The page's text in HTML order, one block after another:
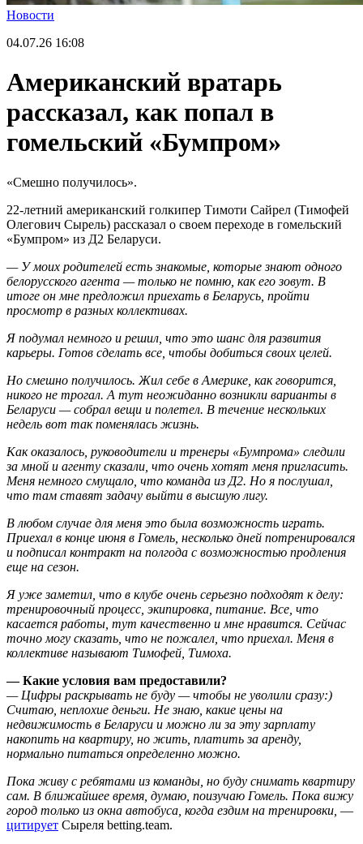
Новости
04.07.26 16:08
Американский вратарь
рассказал, как попал в
гомельский «Бумпром»
«Смешно получилось».
22-летний американский голкипер Тимоти Сайрел (Тимофей
Олегович Сырель) рассказал о своем переходе в гомельский
«Бумпром» из Д2 Беларуси.
— У моих родителей есть знакомые, которые знают одного
белорусского агента — только не помню, как его зовут. В
итоге он мне предложил приехать в Беларусь, пройти
просмотр в разных коллективах.
Я подумал немного и решил, что это шанс для развития
карьеры. Готов сделать все, чтобы добиться своих целей.
Но смешно получилось. Жил себе в Америке, как говорится,
никого не трогал. А тут неожиданно возникли варианты в
Беларуси — собрал вещи и полетел. В течение нескольких
недель вот так поменялась жизнь.
Как оказалось, руководители и тренеры «Бумпрома» следили
за мной и агенту сказали, что очень хотят меня пригласить.
Меня немного смущало, что команда из Д2. Но я послушал,
что там ставят задачу выйти в высшую лигу.
В любом случае для меня это была возможность играть.
Приехал в конце июня в Гомель, несколько дней потренировался
и подписал контракт на полгода с возможностью продления
еще на сезон.
Я уже заметил, что в клубе очень серьезно подходят к делу:
тренировочный процесс, экипировка, питание. Все, что
касается работы, тут качественно и мне нравится. Сейчас
точно могу сказать, что не пожалел, что приехал. Меня в
коллективе называют Тимофей, Тимоха.
— Какие условия вам предоставили?
— Цифры раскрывать не буду — чтобы не уволили сразу:)
Считаю, неплохие деньги. Не знаю, какие цены на
недвижимость в Беларуси и можно ли за эту зарплату
накопить на квартиру, но жить, платить за аренду,
нормально питаться определенно можно.
Пока живу с ребятами из команды, но буду снимать квартиру
сам. В ближайшее время, думаю, поизучаю Гомель. Пока вижу
город только из окна автобуса, когда ездим на тренировки, —
цитирует Сыреля betting.team.